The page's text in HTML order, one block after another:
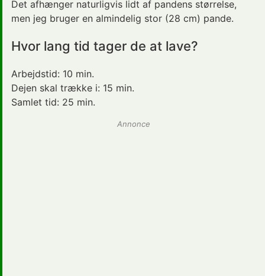
Det afhænger naturligvis lidt af pandens størrelse,
men jeg bruger en almindelig stor (28 cm) pande.
Hvor lang tid tager de at lave?
Arbejdstid: 10 min.
Dejen skal trække i: 15 min.
Samlet tid: 25 min.
Annonce